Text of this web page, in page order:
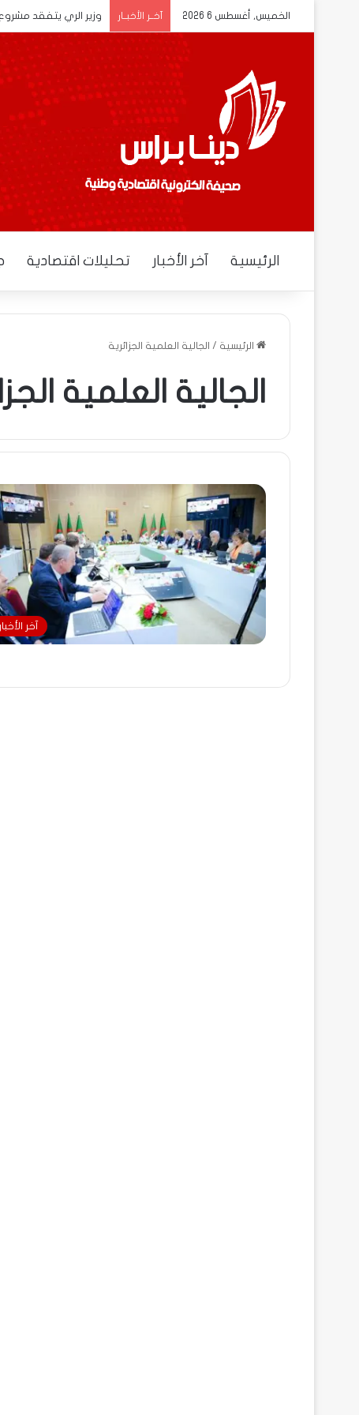
الخميس, أغسطس 6 2026 آخــر الأخبــار وزير الري يتفقد
الرئيسية آخر الأخبار تحليلات اقتصادية
الرئيسية / الجالية العلمية الجزائرية
الجالية العلمية
آخر الأخبار